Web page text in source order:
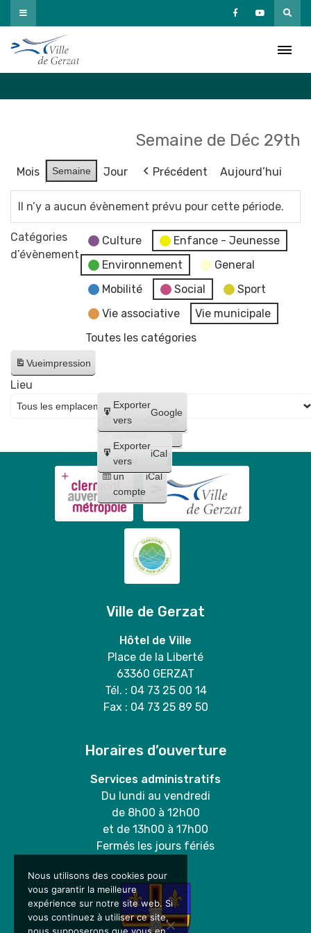
Passer
au
contenu
Semaine de Déc 29th
Mois Semaine Jour Précédent Aujourd’hui
Il n’y a aucun évènement prévu pour cette période.
Catégories
d’évènement
Culture
Enfance - Jeunesse
Environnement
General
Mobilité
Social
Sport
Vie associative
Vie municipale
Toutes les catégories
Vueimpression
Créer
un
compte
Google
Créer
un
compte
iCal
Exporter
vers
Google
Exporter
vers
iCal
Lieu
Ville de Gerzat
Hôtel de Ville
Place de la Liberté
63360 GERZAT
Tél. : 04 73 25 00 14
Fax : 04 73 25 89 50
Horaires d’ouverture
Services administratifs
Du lundi au vendredi
de 8h00 à 12h00
et de 13h00 à 17h00
Fermés les jours fériés
Nous utilisons des cookies pour
vous garantir la meilleure
expérience sur notre site web. Si
vous continuez à utiliser ce site,